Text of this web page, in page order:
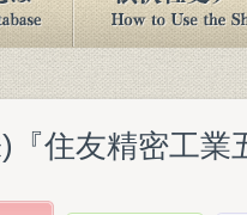
住友精密工業